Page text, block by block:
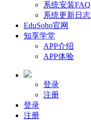
系统安装FAQ
系统更新日志
EduSoho官网
知享学堂
APP介绍
APP体验
登录
注册
登录
注册